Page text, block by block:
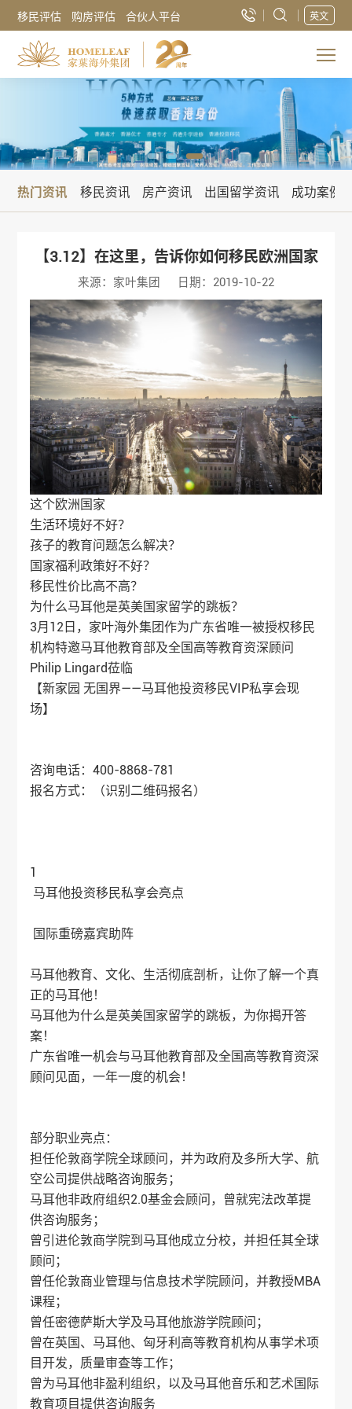
移民评估 购房评估 合伙人平台 英文
热门资讯 移民资讯 房产资讯 出国留学资讯 成功案例
【3.12】在这里，告诉你如何移民欧洲国家
来源：家叶集团 日期：2019-10-22
这个欧洲国家
生活环境好不好？
孩子的教育问题怎么解决？
国家福利政策好不好？
移民性价比高不高？
为什么马耳他是英美国家留学的跳板？
3月12日， 家叶海外集团作为广东省唯一被授权移民
机构特邀马耳他教育部及全国高等教育资深顾问
Philip Lingard莅临
【新家园 无国界——马耳他投资移民VIP私享会现
场】
咨询电话：400-8868-781
报名方式：（识别二维码报名）
1
马耳他投资移民私享会亮点
国际重磅嘉宾助阵
马耳他教育、文化、生活彻底剖析，让你了解一个真
正的马耳他！
马耳他为什么是英美国家留学的跳板，为你揭开答
案！
广东省唯一机会与马耳他教育部及全国高等教育资深
顾问见面，一年一度的机会！
部分职业亮点：
担任伦敦商学院全球顾问，并为政府及多所大学、航
空公司提供战略咨询服务；
马耳他非政府组织2.0基金会顾问，曾就宪法改革提
供咨询服务；
曾引进伦敦商学院到马耳他成立分校，并担任其全球
顾问；
曾任伦敦商业管理与信息技术学院顾问，并教授MBA
课程；
曾任密德萨斯大学及马耳他旅游学院顾问；
曾在英国、马耳他、匈牙利高等教育机构从事学术项
目开发，质量审查等工作；
曾为马耳他非盈利组织，以及马耳他音乐和艺术国际
教育项目提供咨询服务